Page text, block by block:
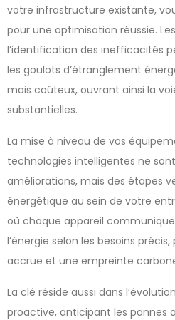
votre infrastructure existante,
pour une optimisation réussie.
l’identification des inefficacités
les goulots d’étranglement
mais coûteux, ouvrant ainsi la
substantielles.
La mise à niveau de vos
technologies intelligentes ne
améliorations, mais des étapes
énergétique au sein de votre
où chaque appareil
l’énergie selon les besoins
accrue et une empreinte
La clé réside aussi dans
proactive, anticipant les pannes